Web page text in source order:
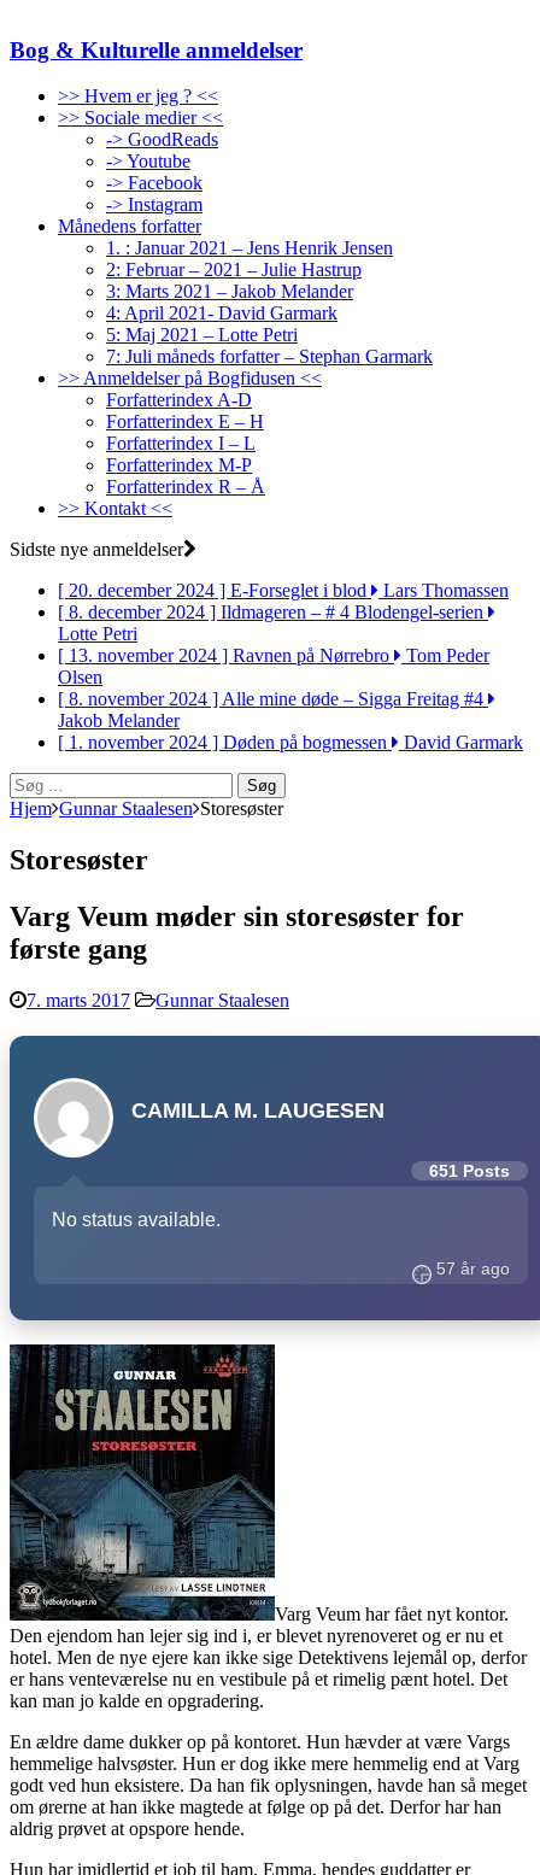
Bog & Kulturelle anmeldelser
>> Hvem er jeg ? <<
>> Sociale medier <<
-> GoodReads
-> Youtube
-> Facebook
-> Instagram
Månedens forfatter
1. : Januar 2021 – Jens Henrik Jensen
2: Februar – 2021 – Julie Hastrup
3: Marts 2021 – Jakob Melander
4: April 2021- David Garmark
5: Maj 2021 – Lotte Petri
7: Juli måneds forfatter – Stephan Garmark
>> Anmeldelser på Bogfidusen <<
Forfatterindex A-D
Forfatterindex E – H
Forfatterindex I – L
Forfatterindex M-P
Forfatterindex R – Å
>> Kontakt <<
Sidste nye anmeldelser
[ 20. december 2024 ] E-Forseglet i blod
Lars Thomassen
[ 8. december 2024 ] Ildmageren – # 4 Blodengel-serien
Lotte Petri
[ 13. november 2024 ] Ravnen på Nørrebro
Tom Peder
Olsen
[ 8. november 2024 ]Alle mine døde – Sigga Freitag #4
Jakob Melander
[ 1. november 2024 ] Døden på bogmessen
David Garmark
Søg
efter:
Hjem Gunnar Staalesen Storesøster
Storesøster
Varg Veum møder sin storesøster for
første gang
7. marts 2017 Gunnar Staalesen
CAMILLA M. LAUGESEN
651 Posts
No status available.
57 år ago
Varg Veum har fået nyt kontor.
Den ejendom han lejer sig ind i, er blevet nyrenoveret og er nu et
hotel. Men de nye ejere kan ikke sige Detektivens lejemål op, derfor
er hans venteværelse nu en vestibule på et rimelig pænt hotel. Det
kan man jo kalde en opgradering.
En ældre dame dukker op på kontoret. Hun hævder at være Vargs
hemmelige halvsøster. Hun er dog ikke mere hemmelig end at Varg
godt ved hun eksistere. Da han fik oplysningen, havde han så meget
om ørerne at han ikke magtede at følge op på det. Derfor har han
aldrig prøvet at opspore hende.
Hun har imidlertid et job til ham. Emma, hendes guddatter er